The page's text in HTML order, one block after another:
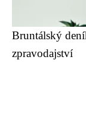
Bruntálský
zpravodajství